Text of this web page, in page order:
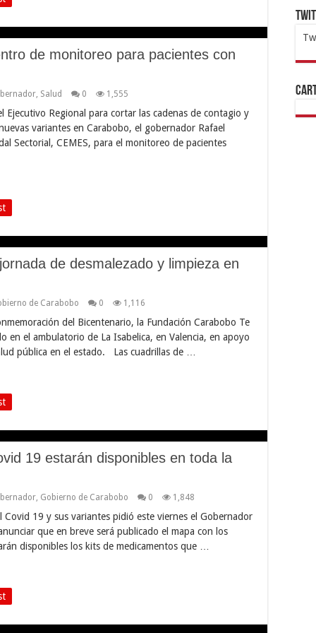
de monitoreo para pacientes con
Salud 0 1,555
Regional para cortar las cadenas de contagio y
variantes en Carabobo, el gobernador Rafael
Sectorial, CEMES, para el monitoreo de pacientes
de desmalezado y limpieza en
de Carabobo 0 1,116
del Bicentenario, la Fundación Carabobo Te
en el ambulatorio de La Isabelica, en Valencia, en apoyo
pública en el estado. Las cuadrillas de …
19 estarán disponibles en toda la
Gobierno de Carabobo 0 1,848
19 y sus variantes pidió este viernes el Gobernador
que en breve será publicado el mapa con los
disponibles los kits de medicamentos que …